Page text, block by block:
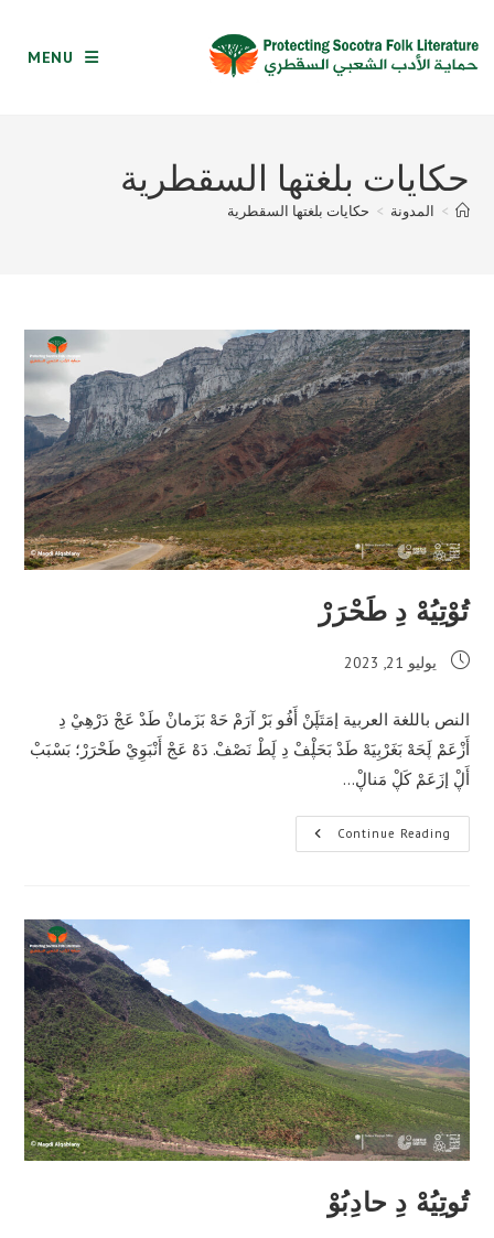
content
MENU
حكايات بلغتها السقطرية
> المدونة > حكايات بلغتها السقطرية
تُوْتِيُهْ دِ طَحْرَرْ
Post
يوليو 21, 2023
النص باللغة العربية إمَتَڸَنْ أَفُو بَرْ آرَمْ حَهْ بَزَمانْ طَدْ عَجْ دَرْهِيْ دِ
أَزْعَمْ ڸَحَهْ بَغَرْبِيَهْ طَدْ بَحَڸْفْ دِ ڸَطْ نَصْفْ. دَهْ عَجْ أَنْبَوِيْ طَحْرَرْ؛ بَسْبَبْ
أَڸْ إزَعَمْ كَڸْ مَناڸْ…
Continue Reading تُوْتِيُهْ
دِ
تُوتِيُهْ دِ حادِبُوْ